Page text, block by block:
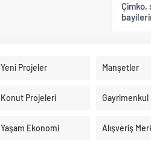
Yeni Projeler Manşetler
Konut Projeleri Gayrimenkul
Yaşam Ekonomi Alışveriş